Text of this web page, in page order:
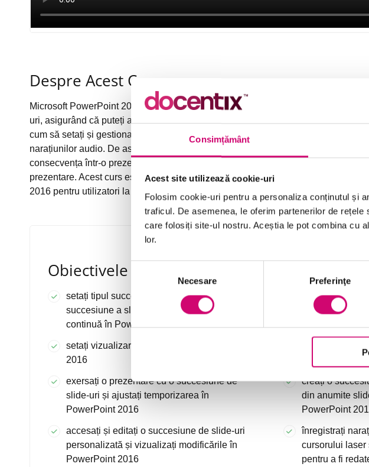
Consimțământ
Acest site utilizează cookie-uri
Folosim cookie-uri pentru a personaliza conținutul și
traficul. De asemenea, le oferim partenerilor de
care folosiți site-ul nostru. Aceștia le pot combina cu
lor.
consimțământului
Necesare Preferinţe
Despre Acest Curs
Microsoft PowerPoint 2016 vă oferă opțiuni pentru controlarea tuturor aspectelor
uri, asigurând că puteți arăta publicului dvs. conținutul potrivit în momentul
cum să setați și gestionați succesiuni de slide-uri, inclusiv să controlați
narațiunilor audio. De asemenea, cursul acoperă utilizarea slide-urilor principale
consecvența într-o prezentare și opțiuni de ascundere sau afișare a unor slide-uri
prezentare. Acest curs este unul dintr-o serie a căii de învățare Skillsoft care
2016 pentru utilizatori la nivel intermediar.
Obiectivele Cursului
setați tipul succesiunii slide-urilor și setați o
succesiune a slide-urilor să realizeze o buclă
continuă în PowerPoint 2016
redați
laser și afișați
setați vizualizarea Prezentator în PowerPoint
2016
succesiune de
exersați o prezentare cu o succesiune de
slide-uri și ajustați temporizarea în
PowerPoint 2016
creați o
din anumite
PowerPoint
accesați și editați o succesiune de slide-uri
personalizată și vizualizați modificările în
PowerPoint 2016
înregistrați
cursorului laser
pentru a fi